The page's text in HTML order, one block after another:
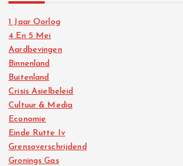
1 Jaar Oorlog
4 En 5 Mei
Aardbevingen
Binnenland
Buitenland
Crisis Asielbeleid
Cultuur & Media
Economie
Einde Rutte Iv
Grensoverschrijdend
Gronings Gas